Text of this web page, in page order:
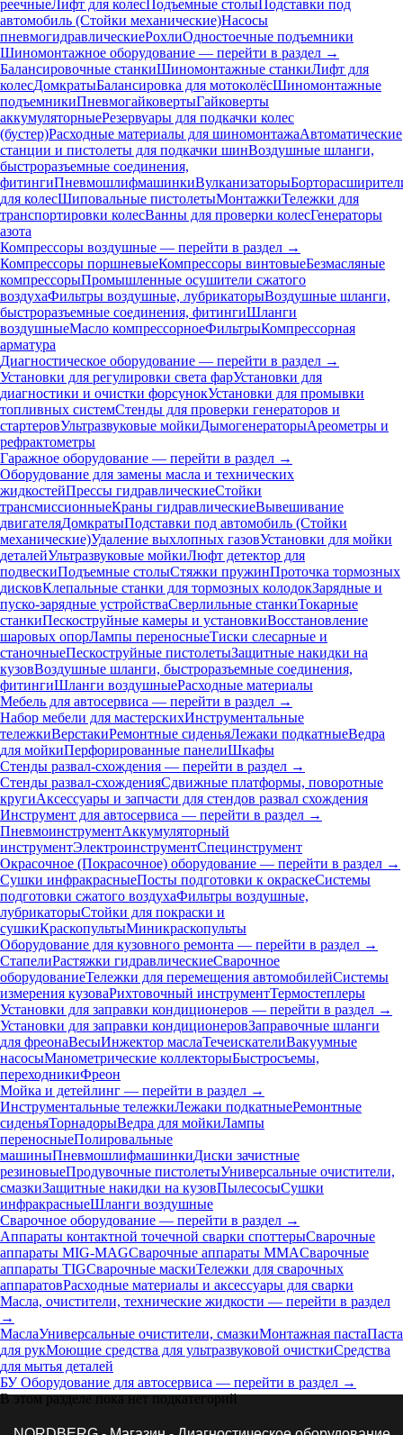
реечныеЛифт для колесПодъемные столыПодставки под
автомобиль (Стойки механические)Насосы
пневмогидравлическиеРохлиОдностоечные подъемники
Шиномонтажное оборудование — перейти в раздел →
Балансировочные станкиШиномонтажные станкиЛифт для
колесДомкратыБалансировка для мотоколёсШиномонтажные
подъемникиПневмогайковертыГайковерты
аккумуляторныеРезервуары для подкачки колес
(бустер)Расходные материалы для шиномонтажаАвтоматические
станции и пистолеты для подкачки шинВоздушные шланги,
быстроразъемные соединения,
фитингиПневмошлифмашинкиВулканизаторы
для колесШиповальные пистолетыМонтажкиТележки для
транспортировки колесВанны для проверки колесГенераторы
азота
Компрессоры воздушные — перейти в раздел →
Компрессоры поршневыеКомпрессоры винтовыеБезмасляные
компрессорыПромышленные осушители сжатого
воздухаФильтры воздушные, лубрикаторыВоздушные шланги,
быстроразъемные соединения, фитингиШланги
воздушныеМасло компрессорноеФильтрыКомпрессорная
арматура
Диагностическое оборудование — перейти в раздел →
Установки для регулировки света фарУстановки для
диагностики и очистки форсунокУстановки для промывки
топливных системСтенды для проверки генераторов и
стартеровУльтразвуковые мойкиДымогенераторыАреометры и
рефрактометры
Гаражное оборудование — перейти в раздел →
Оборудование для замены масла и технических
жидкостейПрессы гидравлическиеСтойки
трансмиссионныеКраны гидравлическиеВывешивание
двигателяДомкратыПодставки под автомобиль (Стойки
механические)Удаление выхлопных газовУстановки для мойки
деталейУльтразвуковые мойкиЛюфт детектор для
подвескиПодъемные столыСтяжки пружинПроточка тормозных
дисковКлепальные станки для тормозных колодокЗарядные и
пуско-зарядные устройстваСверлильные станкиТокарные
станкиПескоструйные камеры и установкиВосстановление
шаровых опорЛампы переносныеТиски слесарные и
станочныеПескоструйные пистолетыЗащитные накидки на
кузовВоздушные шланги, быстроразъемные соединения,
фитингиШланги воздушныеРасходные материалы
Мебель для автосервиса — перейти в раздел →
Набор мебели для мастерскихИнструментальные
тележкиВерстакиРемонтные сиденьяЛежаки подкатныеВедра
для мойкиПерфорированные панелиШкафы
Стенды развал-схождения — перейти в раздел →
Стенды развал-схожденияСдвижные платформы, поворотные
кругиАксессуары и запчасти для стендов развал схождения
Инструмент для автосервиса — перейти в раздел →
ПневмоинструментАккумуляторный
инструментЭлектроинструментСпецинструмент
Окрасочное (Покрасочное) оборудование — перейти в раздел →
Сушки инфракрасныеПосты подготовки к окраскеСистемы
подготовки сжатого воздухаФильтры воздушные,
лубрикаторыСтойки для покраски и
сушкиКраскопультыМиникраскопульты
Оборудование для кузовного ремонта — перейти в раздел →
СтапелиРастяжки гидравлическиеСварочное
оборудованиеТележки для перемещения автомобилейСистемы
измерения кузоваРихтовочный инструментТермостеплеры
Установки для заправки кондиционеров — перейти в раздел →
Установки для заправки кондиционеровЗаправочные шланги
для фреонаВесыИнжектор маслаТечеискателиВакуумные
насосыМанометрические коллекторыБыстросъемы,
переходникиФреон
Мойка и детейлинг — перейти в раздел →
Инструментальные тележкиЛежаки подкатныеРемонтные
сиденьяТорнадорыВедра для мойкиЛампы
переносныеПолировальные
машиныПневмошлифмашинкиДиски зачистные
резиновыеПродувочные пистолетыУниверсальные очистители,
смазкиЗащитные накидки на кузовПылесосыСушки
инфракрасныеШланги воздушные
Сварочное оборудование — перейти в раздел →
Аппараты контактной точечной сварки cпоттерыСварочные
аппараты MIG-MAGСварочные аппараты MMAСварочные
аппараты TIGСварочные маскиТележки для сварочных
аппаратовРасходные материалы и аксессуары для сварки
Масла, очистители, технические жидкости — перейти в раздел
→
МаслаУниверсальные очистители, смазкиМонтажная пастаПаста
для рукМоющие средства для ультразвуковой очисткиСредства
для мытья деталей
БУ Оборудование для автосервиса — перейти в раздел →
В этом разделе пока нет подкатегорий